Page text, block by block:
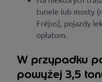
tunele lub mosty
Fréjus), pojazdy
opłatom.
W przypadku
powyżej 3,5